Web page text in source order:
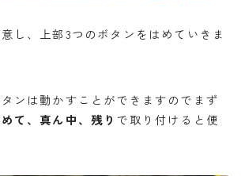
し、上部3つのボタンをはめていきま
ンは動かすことができますのでまず
て、真ん中、残り で取り付けると便